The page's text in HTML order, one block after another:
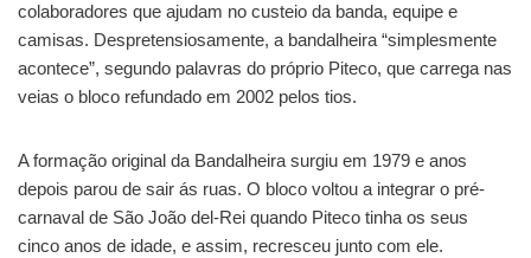
colaboradores que ajudam no custeio da banda, equipe e
camisas. Despretensiosamente, a bandalheira “simplesmente
acontece”, segundo palavras do próprio Piteco, que carrega nas
veias o bloco refundado em 2002 pelos tios.
A formação original da Bandalheira surgiu em 1979 e anos
depois parou de sair ás ruas. O bloco voltou a integrar o pré-
carnaval de São João del-Rei quando Piteco tinha os seus
cinco anos de idade, e assim, recresceu junto com ele.